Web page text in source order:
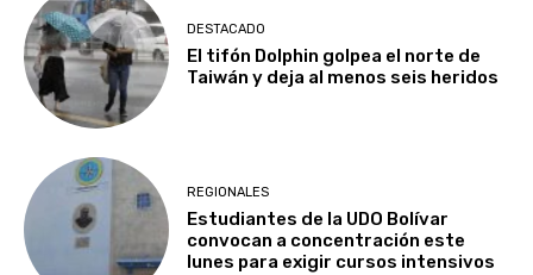
DESTACADO
El tifón Dolphin golpea el norte de
Taiwán y deja al menos seis heridos
REGIONALES
Estudiantes de la UDO Bolívar
convocan a concentración este
lunes para exigir cursos intensivos